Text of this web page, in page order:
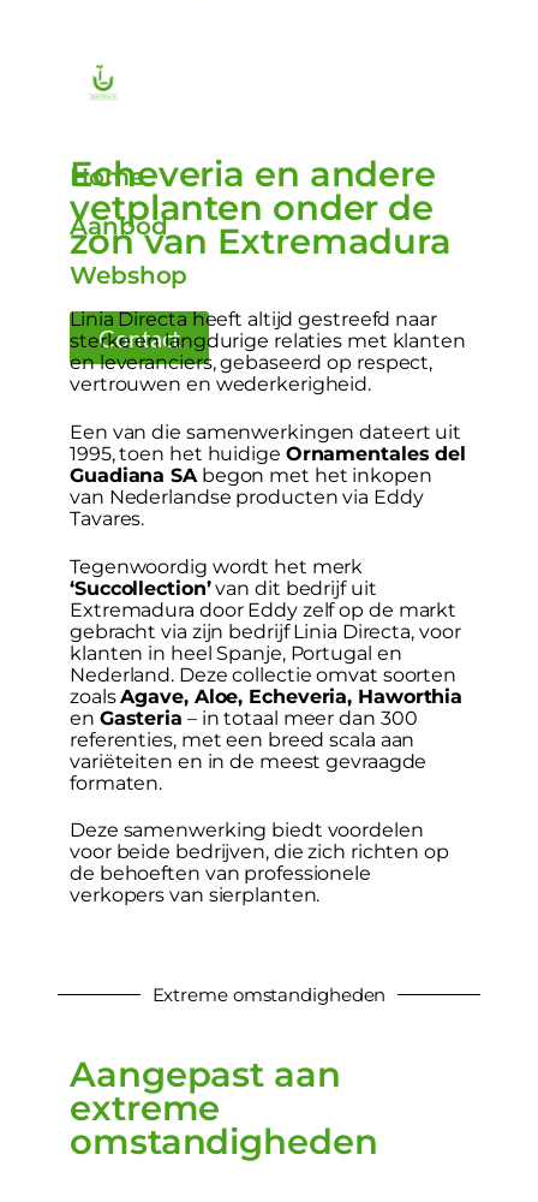
Home
Aanbod
Webshop
Contact
Echeveria en andere
vetplanten onder de
zon van Extremadura
Linia Directa heeft altijd gestreefd naar
sterke en langdurige relaties met klanten
en leveranciers, gebaseerd op respect,
vertrouwen en wederkerigheid.
Een van die samenwerkingen dateert uit
1995, toen het huidige Ornamentales del
Guadiana SAbegon met het inkopen
van Nederlandse producten via Eddy
Tavares.
Tegenwoordig wordt het merk
‘Succollection’van dit bedrijf uit
Extremadura door Eddy zelf op de markt
gebracht via zijn bedrijf Linia Directa, voor
klanten in heel Spanje, Portugal en
Nederland. Deze collectie omvat soorten
zoalsAgave, Aloe, Echeveria, Haworthia
en Gasteria – in totaal meer dan 300
referenties, met een breed scala aan
variëteiten en in de meest gevraagde
formaten.
Deze samenwerking biedt voordelen
voor beide bedrijven, die zich richten op
de behoeften van professionele
verkopers van sierplanten.
Extreme omstandigheden
Aangepast aan
extreme
omstandigheden